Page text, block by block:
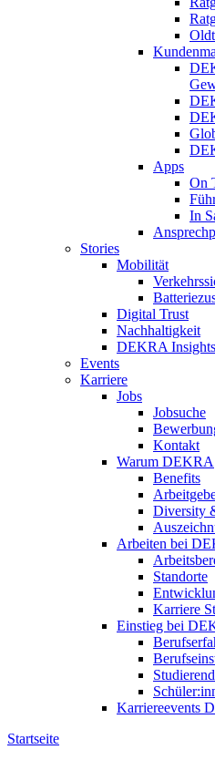
Apps
On
In
Stories
Mobilität
Digital Trust
Nachhaltigkeit
DEKRA Insights
Events
Karriere
Jobs
Jobsuche
Kontakt
Warum DEKRA
Benefits
Diversity
Arbeiten bei
Standorte
Karriere
Einstieg bei
Karriereevents
Startseite